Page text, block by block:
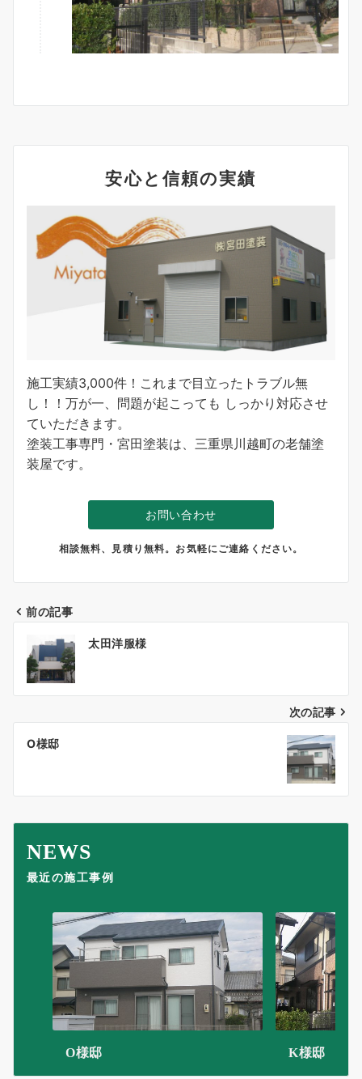
安心と信頼の実績
施工実績3,000件！これまで目立ったトラブル無
し！！万が一、問題が起こっても しっかり対応させ
ていただきます。
塗装工事専門・宮田塗装は、三重県川越町の老舗塗
装屋です。
お問い合わせ
相談無料、見積り無料。お気軽にご連絡ください。
稿
ゲ
シ
ョ
ン
前の記事
太田洋服様
次の記事
O様邸
NEWS
最近の施工事例
O様邸 K様邸